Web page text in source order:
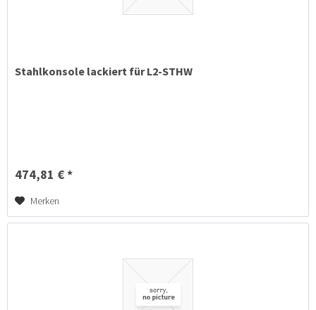
Stahlkonsole lackiert für L2-STHW
474,81 € *
Merken